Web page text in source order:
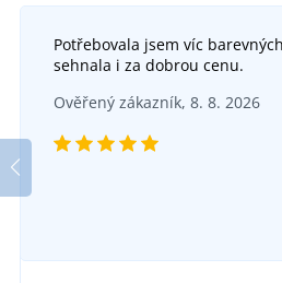
Pracovní softshellová
930 Kč
Potřebovala jsem víc
sehnala i za dobrou cenu.
Ověřený zákazník, 8. 8. 2026